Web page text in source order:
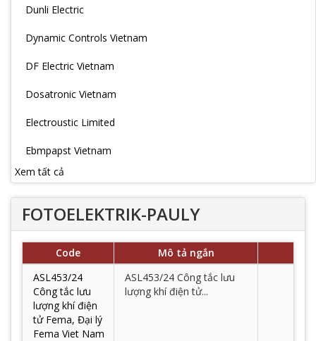
Dunli Electric
Dynamic Controls Vietnam
DF Electric Vietnam
Dosatronic Vietnam
Electroustic Limited
Ebmpapst Vietnam
Xem tất cả
FOTOELEKTRIK-PAULY
Code
Mô tả ngắn
ASL453/24
Công tắc lưu
lượng khí điện
tử Fema, Đại lý
Fema Viet Nam
ASL453/24 Công tắc lưu
lượng khí điện tử...